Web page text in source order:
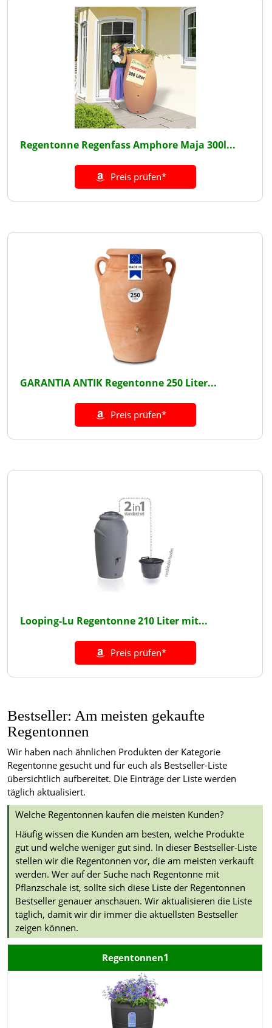
Regentonne Regenfass Amphore Maja 300l...
Preis prüfen*
GARANTIA ANTIK Regentonne 250 Liter...
Preis prüfen*
Looping-Lu Regentonne 210 Liter mit...
Preis prüfen*
Bestseller: Am meisten gekaufte
Regentonnen
Wir haben nach ähnlichen Produkten der Kategorie
Regentonne gesucht und für euch als Bestseller-Liste
übersichtlich aufbereitet. Die Einträge der Liste werden
täglich aktualisiert.
Welche Regentonnen kaufen die meisten Kunden?
Häufig wissen die Kunden am besten, welche Produkte
gut und welche weniger gut sind. In dieser Bestseller-Liste
stellen wir die Regentonnen vor, die am meisten verkauft
werden. Wer auf der Suche nach Regentonne mit
Pflanzschale ist, sollte sich diese Liste der Regentonnen
Bestseller genauer anschauen. Wir aktualisieren die Liste
täglich, damit wir dir immer die aktuellsten Bestseller
zeigen können.
Regentonnen1